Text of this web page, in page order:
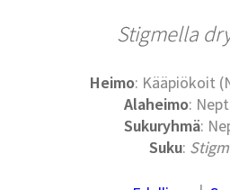
Stigmella
Heimo: Kääpiökoit
Alaheimo:
Sukuryhmä:
Suku: